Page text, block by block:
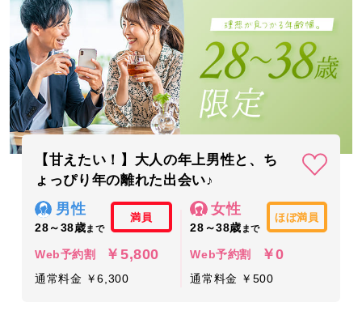
【甘えたい！】大人の年上男性と、ち
ょっぴり年の離れた出会い♪
男性
28～38歳まで
満員
Web予約割 ￥5,800
通常料金 ￥6,300
女性
28～38歳 まで
ほぼ満員
Web予約割 ￥0
通常料金 ￥500